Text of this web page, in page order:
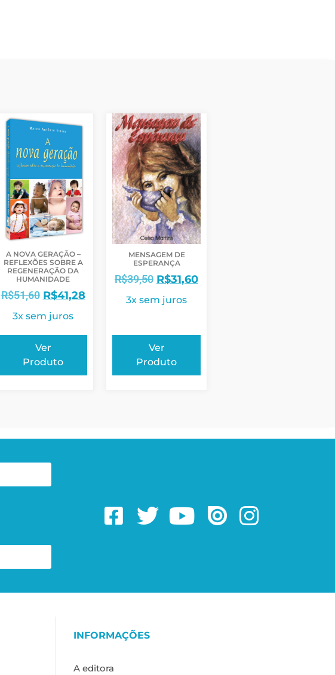
A NOVA GERAÇÃO –
REFLEXÕES SOBRE A
REGENERAÇÃO DA
HUMANIDADE
R$51,60 R$41,28
3x sem juros
Ver
Produto
MENSAGEM DE
ESPERANÇA
R$39,50 R$31,60
3x sem juros
Ver
Produto
INFORMAÇÕES
A editora